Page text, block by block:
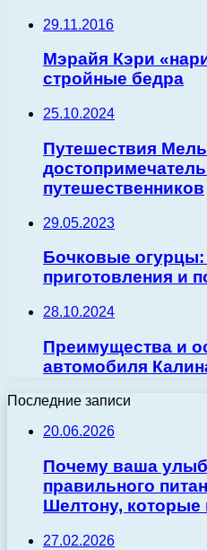
29.11.2016
Мэрайя Кэри
стройные бедра
25.10.2024
Путешествия
путешественников
29.05.2023
Бочковые
приготовления и
28.10.2024
Преимущества и
автомобиля
Последние записи
20.06.2026
Почему ваша
правильного
Шелтону, которые
27.02.2026